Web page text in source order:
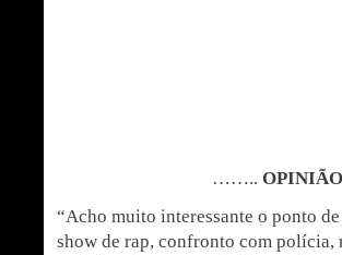
……..
“Acho muito interessante o ponto
show de rap, confronto com